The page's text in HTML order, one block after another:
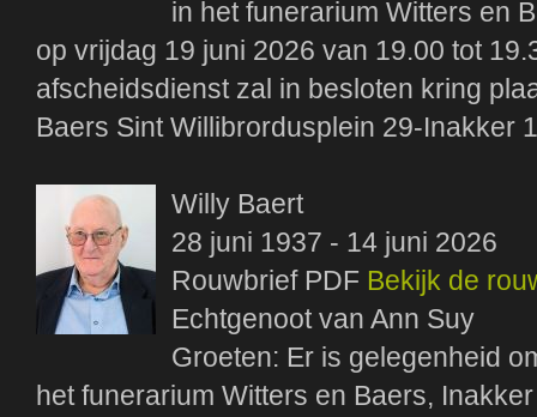
in het funerarium Witters en
op vrijdag 19 juni 2026 van 19.00 tot
afscheidsdienst zal in besloten kring
Baers Sint Willibrordusplein 29-Inakker
Willy Baert
28 juni 1937 - 14 juni 2026
Rouwbrief PDF Bekijk de
Echtgenoot van Ann Suy
Groeten: Er is gelegenheid
het funerarium Witters en Baers,